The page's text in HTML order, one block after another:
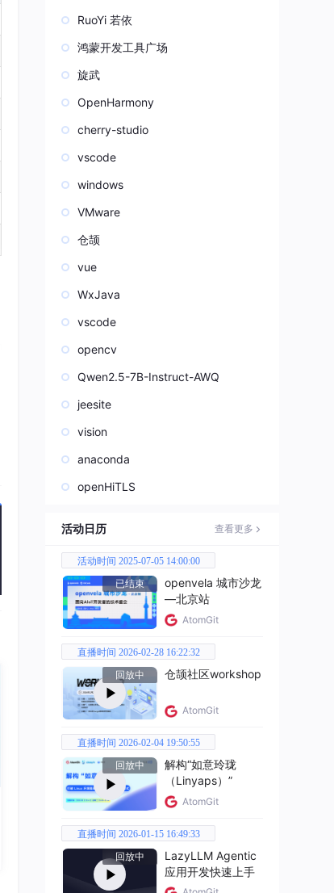
RuoYi 若依
鸿蒙开发工具广场
旋武
OpenHarmony
cherry-studio
vscode
windows
VMware
仓颉
vue
WxJava
vscode
opencv
Qwen2.5-7B-Instruct-AWQ
jeesite
vision
anaconda
openHiTLS
活动日历 查看更多
活动时间 2025-07-05 14:00:00
已结束
openvela 城市沙龙
—北京站
AtomGit
直播时间 2026-02-28 16:22:32
回放中
仓颉社区workshop
AtomGit
直播时间 2026-02-04 19:50:55
回放中
解构“如意玲珑
（Linyaps）”
AtomGit
直播时间 2026-01-15 16:49:33
回放中
LazyLLM Agentic
应用开发快速上手